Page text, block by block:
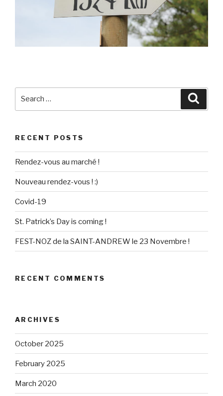
RECENT POSTS
Rendez-vous au marché !
Nouveau rendez-vous ! :)
Covid-19
St. Patrick’s Day is coming !
FEST-NOZ de la SAINT-ANDREW le 23 Novembre !
RECENT COMMENTS
ARCHIVES
October 2025
February 2025
March 2020